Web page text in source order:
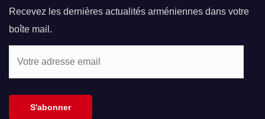
Recevez les dernières actualités arméniennes dans votre
boîte mail.
S'abonner